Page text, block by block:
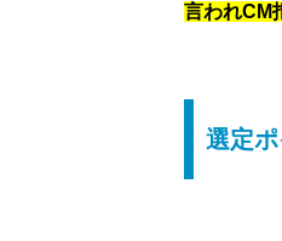
言われCM
選定